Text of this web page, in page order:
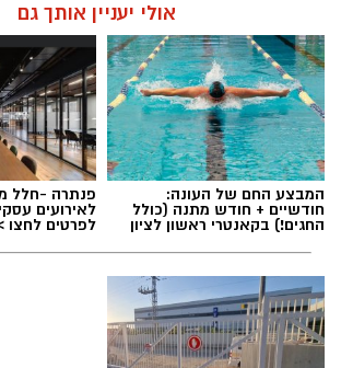
אולי יעניין אותך גם
המבצע החם של העונה:
חודשיים + חודש מתנה (כולל
החגים!) בקאנטרי ראשון לציון
פנתרה -חלל
לאירועים
לפרטים לחצו